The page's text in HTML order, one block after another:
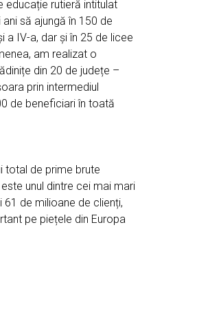
educație rutieră intitulat
să ajungă în 150 de
a IV-a, dar și în 25 de licee
am realizat o
din 20 de județe –
prin intermediul
de beneficiari în toată
total de prime brute
unul dintre cei mai mari
de milioane de clienți,
pe piețele din Europa